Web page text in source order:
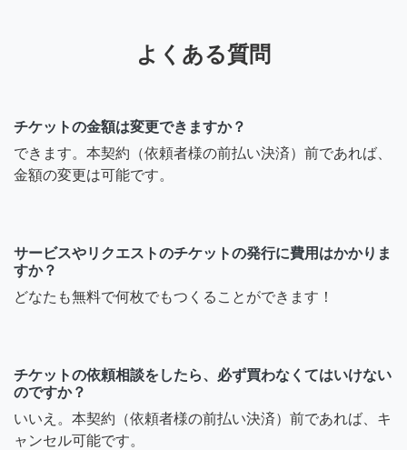
よくある質問
チケットの金額は変更できますか？
できます。本契約（依頼者様の前払い決済）前であれば、
金額の変更は可能です。
サービスやリクエストのチケットの発行に費用はかかりま
すか？
どなたも無料で何枚でもつくることができます！
チケットの依頼相談をしたら、必ず買わなくてはいけない
のですか？
いいえ。本契約（依頼者様の前払い決済）前であれば、キ
ャンセル可能です。